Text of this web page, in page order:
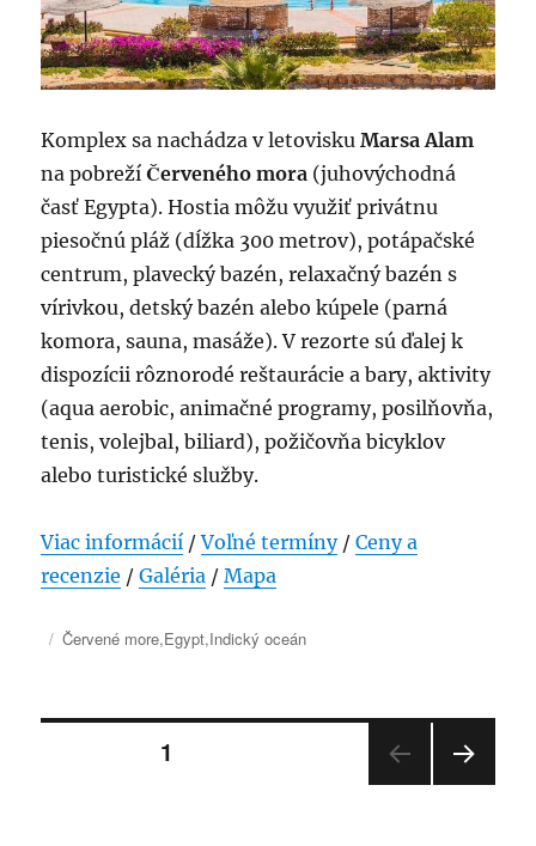
Komplex sa nachádza v letoviskuMarsa Alam
na pobrežíČerveného mora (juhovýchodná
časť Egypta). Hostia môžu využiť privátnu
piesočnú pláž (dĺžka 300 metrov), potápačské
centrum, plavecký bazén, relaxačný bazén s
vírivkou, detský bazén alebo kúpele (parná
komora, sauna, masáže). V rezorte sú ďalej k
dispozícii rôznorodé reštaurácie a bary, aktivity
(aqua aerobic, animačné programy, posilňovňa,
tenis, volejbal, biliard), požičovňa bicyklov
alebo turistické služby.
Viac informácií /Voľné termíny/Ceny a
recenzie /Galéria /Mapa
Publikované
Kategórie
Červené more,Egypt,Indický oceán
Stránkovanie
STRÁNKA1